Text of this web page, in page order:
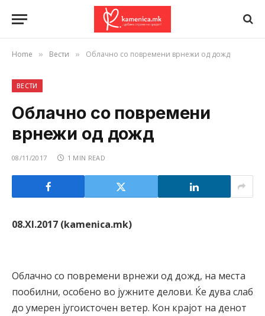
Home » Вести » Облачно со повремени врнежи од дожд
ВЕСТИ
Облачно со повремени
врнежи од дожд
08/11/2017 1 MIN READ
08.XI.2017 (kamenica.mk)
Облачно со повремени врнежи од дожд, на места
пообилни, особено во јужните делови. Ќе дува слаб
до умерен југоисточен ветер. Кон крајот на денот